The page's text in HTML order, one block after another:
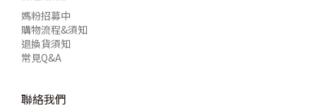
媽粉招募中
購物流程&須知
退換貨須知
常見Q&A
聯絡我們